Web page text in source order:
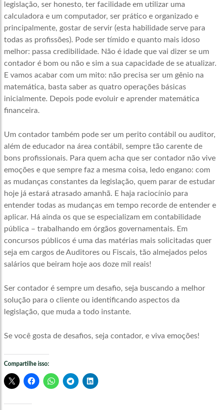
legislação, ser honesto, ter facilidade em utilizar uma
calculadora e um computador, ser prático e organizado e
principalmente, gostar de servir (esta habilidade serve para
todas as profissões). Pode ser tímido e quanto mais idoso
melhor: passa credibilidade. Não é idade que vai dizer se um
contador é bom ou não e sim a sua capacidade de se atualizar.
E vamos acabar com um mito: não precisa ser um gênio na
matemática, basta saber as quatro operações básicas
inicialmente. Depois pode evoluir e aprender matemática
financeira.
Um contador também pode ser um perito contábil ou auditor,
além de educador na área contábil, sempre tão carente de
bons profissionais. Para quem acha que ser contador não vive
emoções e que sempre faz a mesma coisa, ledo engano: com
as mudanças constantes da legislação, quem parar de estudar
hoje já estará atrasado amanhã. E haja raciocínio para
entender todas as mudanças em tempo recorde de entender e
aplicar. Há ainda os que se especializam em contabilidade
pública – trabalhando em órgãos governamentais. Em
concursos públicos é uma das matérias mais solicitadas quer
seja em cargos de Auditores ou Fiscais, tão almejados pelos
salários que beiram hoje aos doze mil reais!
Ser contador é sempre um desafio, seja buscando a melhor
solução para o cliente ou identificando aspectos da
legislação, que muda a todo instante.
Se você gosta de desafios, seja contador, e viva emoções!
Compartilhe isso: